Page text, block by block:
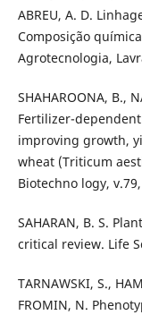
ABREU, A. D.
Composição
Agrotecnologia,
SHAHAROONA, B.,
Fertilizer-
improving growth,
wheat (Triticum
Biotechno logy,
SAHARAN, B. S.
critical review. Life
TARNAWSKI, S.,
FROMIN, N.